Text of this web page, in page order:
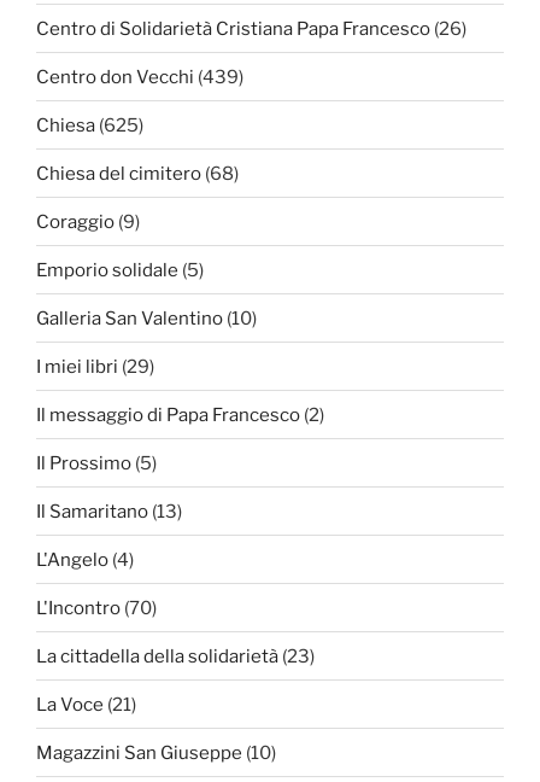
Centro di Solidarietà Cristiana Papa Francesco (26)
Centro don Vecchi (439)
Chiesa (625)
Chiesa del cimitero (68)
Coraggio (9)
Emporio solidale (5)
Galleria San Valentino (10)
I miei libri (29)
Il messaggio di Papa Francesco (2)
Il Prossimo (5)
Il Samaritano (13)
L'Angelo (4)
L'Incontro (70)
La cittadella della solidarietà (23)
La Voce (21)
Magazzini San Giuseppe (10)